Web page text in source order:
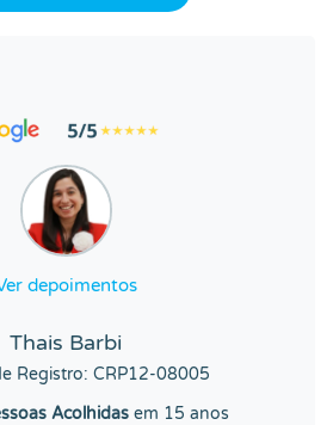
depoimentos
Thais Barbi
Registro: CRP12-08005
Acolhidas em 15 anos